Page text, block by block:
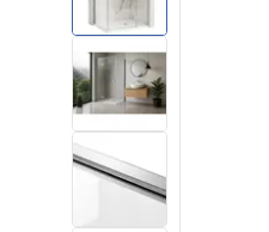
Sprchové vaničky
Sprchové žľaby
Sanitárna keramika